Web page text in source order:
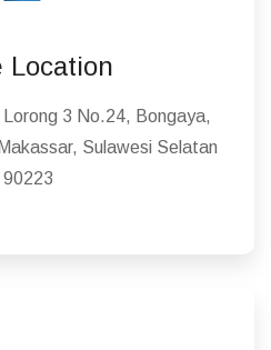
Location
3 No.24, Bongaya,
Sulawesi Selatan
90223